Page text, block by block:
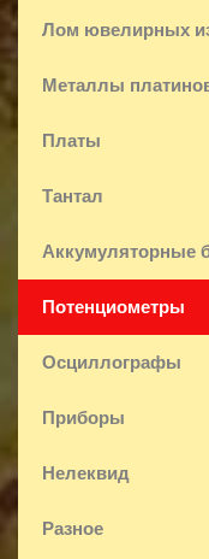
Лом ювелирных
Металлы
Платы
Тантал
Аккумуляторные
Потенциометры
Осциллографы
Приборы
Нелеквид
Разное